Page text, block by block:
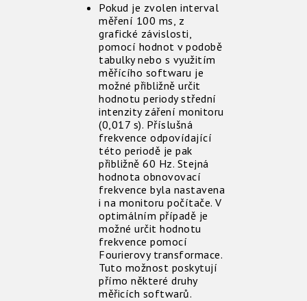
Pokud je zvolen interval
měření 100 ms, z
grafické závislosti,
pomocí hodnot v podobě
tabulky nebo s využitím
měřícího softwaru je
možné přibližně určit
hodnotu periody střední
intenzity záření monitoru
(0,017 s). Příslušná
frekvence odpovídající
této periodě je pak
přibližně 60 Hz. Stejná
hodnota obnovovací
frekvence byla nastavena
i na monitoru počítače. V
optimálním případě je
možné určit hodnotu
frekvence pomocí
Fourierovy transformace.
Tuto možnost poskytují
přímo některé druhy
měřicích softwarů.